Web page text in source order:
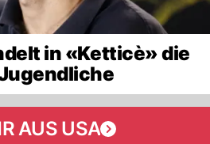
in «Ketticè» die
AUS USA